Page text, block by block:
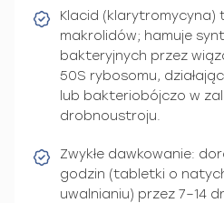
Klacid
makrolidów; hamuje
bakteryjnych przez
50S rybosomu,
lub bakteriobójczo w
drobnoustroju.
Zwykłe dawkowanie:
godzin (tabletki o
uwalnianiu) przez 7–14